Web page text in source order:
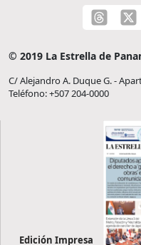
© 2019 La Estrella de
C/ Alejandro A. Duque G. -
Teléfono: +507 204-0000
Edición Impresa